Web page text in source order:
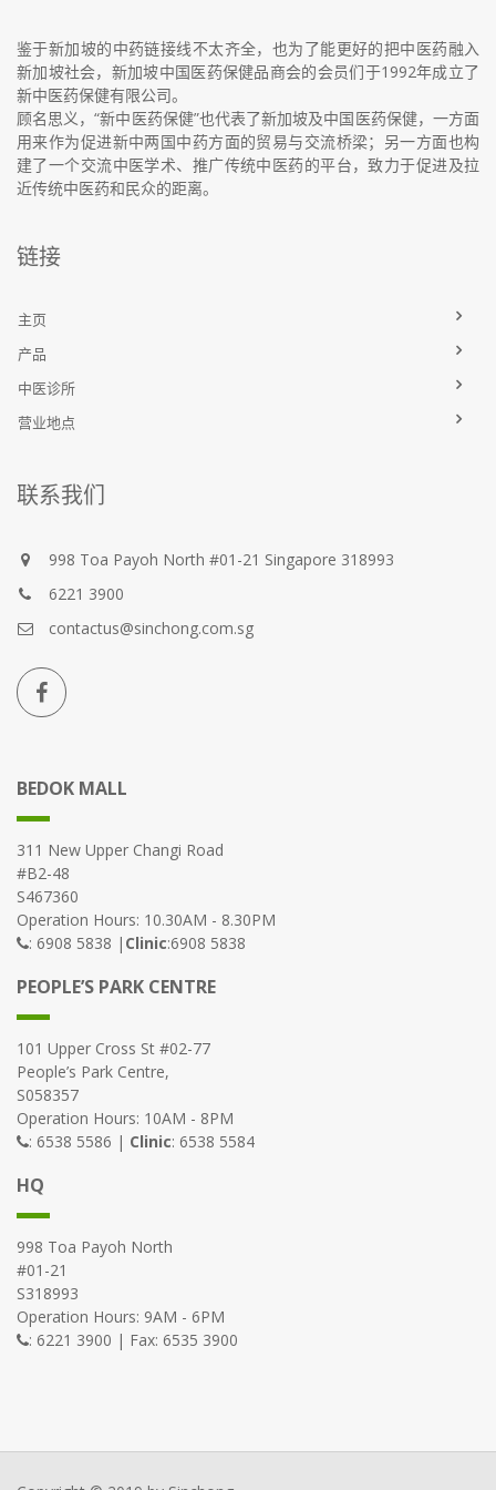
鉴于新加坡的中药链接线不太齐全，也为了能更好的把中医药融入
新加坡社会，新加坡中国医药保健品商会的会员们于1992年成立了
新中医药保健有限公司。
顾名思义，“新中医药保健”也代表了新加坡及中国医药保健，一方面
用来作为促进新中两国中药方面的贸易与交流桥梁；另一方面也构
建了一个交流中医学术、推广传统中医药的平台，致力于促进及拉
近传统中医药和民众的距离。
链接
主页
产品
中医诊所
营业地点
联系我们
998 Toa Payoh North #01-21 Singapore 318993
6221 3900
contactus@sinchong.com.sg
BEDOK MALL
311 New Upper Changi Road
#B2-48
S467360
Operation Hours: 10.30AM - 8.30PM
: 6908 5838 | Clinic:6908 5838
PEOPLE’S PARK CENTRE
101 Upper Cross St #02-77
People’s Park Centre,
S058357
Operation Hours: 10AM - 8PM
: 6538 5586 | Clinic: 6538 5584
HQ
998 Toa Payoh North
#01-21
S318993
Operation Hours: 9AM - 6PM
: 6221 3900 | Fax: 6535 3900